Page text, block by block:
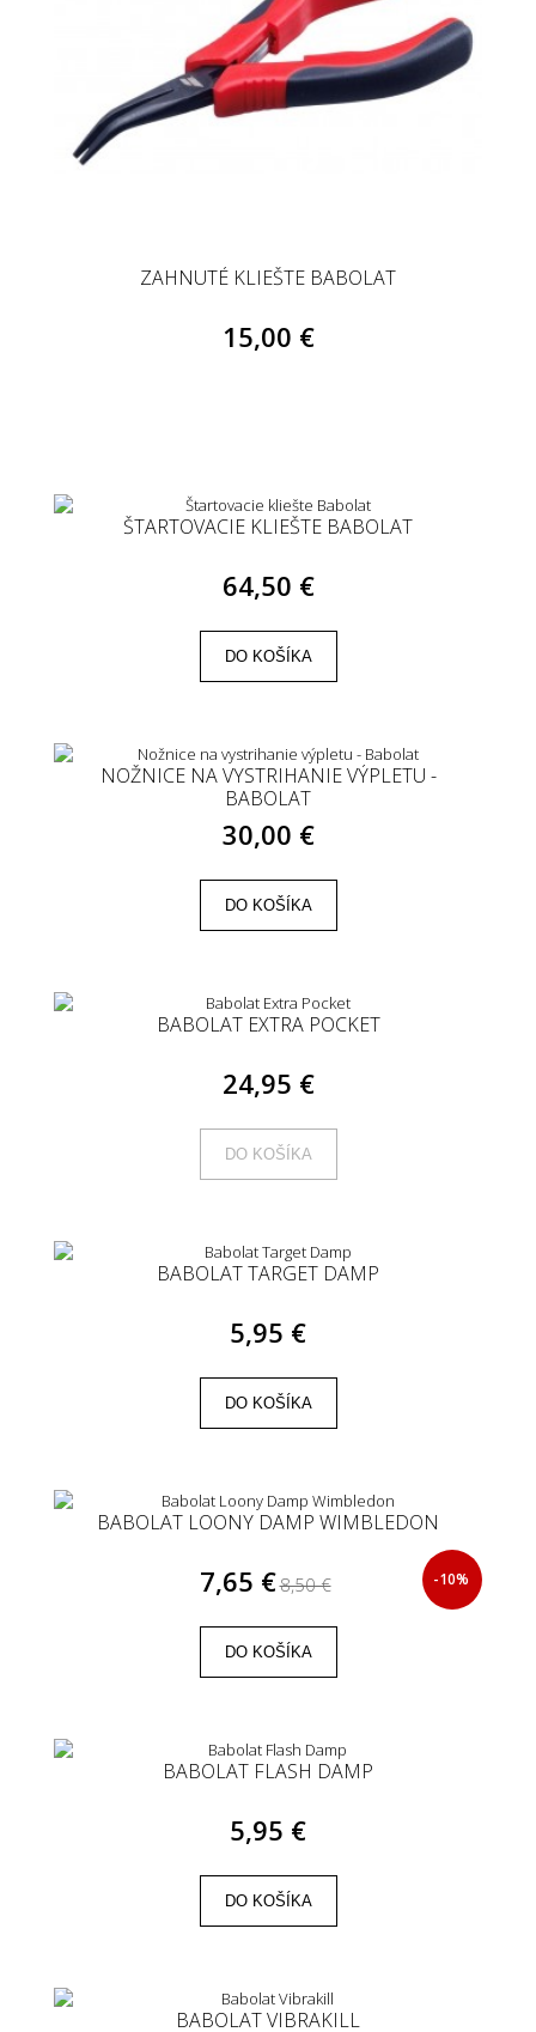
ZAHNUTÉ KLIEŠTE BABOLAT
15,00 €
ŠTARTOVACIE KLIEŠTE BABOLAT
64,50 €
DO KOŠÍKA
NOŽNICE NA VYSTRIHANIE VÝPLETU -
BABOLAT
30,00 €
DO KOŠÍKA
BABOLAT EXTRA POCKET
24,95 €
DO KOŠÍKA
BABOLAT TARGET DAMP
5,95 €
DO KOŠÍKA
BABOLAT LOONY DAMP WIMBLEDON
7,65 €8,50 € -10%
DO KOŠÍKA
BABOLAT FLASH DAMP
5,95 €
DO KOŠÍKA
BABOLAT VIBRAKILL